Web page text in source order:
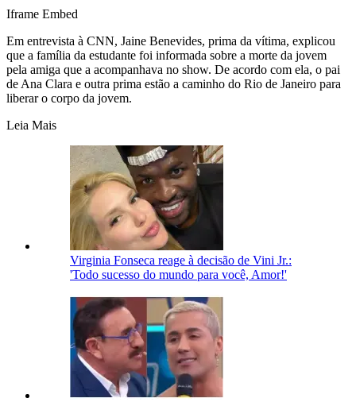
Iframe Embed
Em entrevista à CNN, Jaine Benevides, prima da vítima, explicou
que a família da estudante foi informada sobre a morte da jovem
pela amiga que a acompanhava no show. De acordo com ela, o pai
de Ana Clara e outra prima estão a caminho do Rio de Janeiro para
liberar o corpo da jovem.
Leia Mais
Virginia Fonseca reage à decisão de Vini Jr.:
'Todo sucesso do mundo para você, Amor!'